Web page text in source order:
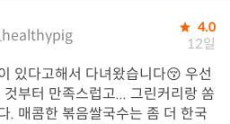
4.0
12일
있다고해서 다녀왔습니다😚 우선
부터 만족스럽고... 그린커리랑 쏨
. 매콤한 볶음쌀국수는 좀 더 한국